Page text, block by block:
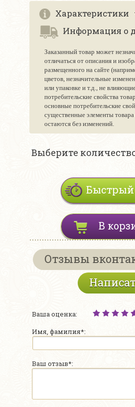
Характеристики
Информация о
Заказанный товар может
отличаться от описания и
размещенного на сайте
цветов, незначительные
или упаковке и т.д., не
потребительские свойства
основные потребительские
существенные элементы товара
остаются без изменений.
Выберите
Быстрый
В
Отзывы
Ваша оценка:
Имя, фамилия*:
Ваш отзыв*: